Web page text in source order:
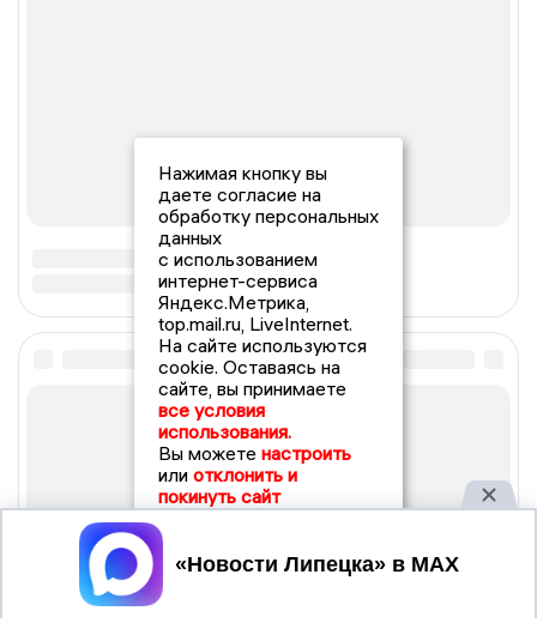
Нажимая кнопку вы
даете согласие на
обработку персональных
данных
с использованием
интернет-сервиса
Яндекс.Метрика,
top.mail.ru, LiveInternet.
На сайте используются
cookie. Оставаясь на
сайте, вы принимаете
все условия
использования.
Вы можете настроить
или отклонить и
покинуть сайт
Принять